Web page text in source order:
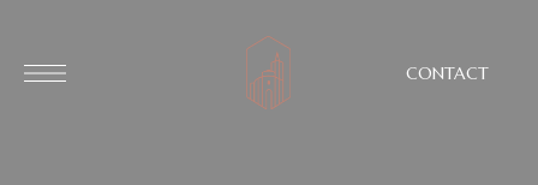
CONTACT